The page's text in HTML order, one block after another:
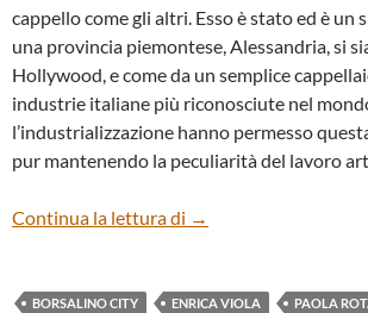
cappello come gli altri. Esso è stato ed è un
una provincia piemontese, Alessandria, si
Hollywood, e come da un semplice
industrie italiane più riconosciute nel
l’industrializzazione hanno permesso
pur mantenendo la peculiarità del lavoro
Continua la lettura di “Borsalino City” di
→
BORSALINO CITY ENRICA VIOLA
PAOLA